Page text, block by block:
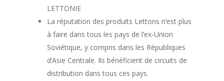
LETTONIE
La réputation des produits Lettons n’est plus
à faire dans tous les pays de l’ex-Union
Soviétique, y compris dans les Républiques
d’Asie Centrale. Ils bénéficient de circuits de
distribution dans tous ces pays.